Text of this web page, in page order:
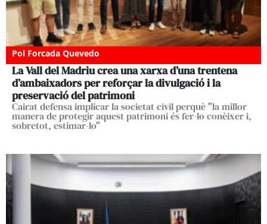
Pol Forcada Quevedo
La Vall del Madriu crea una xarxa d’una trentena
d’ambaixadors per reforçar la divulgació i la
preservació del patrimoni
Cairat defensa implicar la societat civil perquè "la millor
manera de protegir aquest patrimoni és fer-lo conèixer i,
sobretot, estimar-lo"